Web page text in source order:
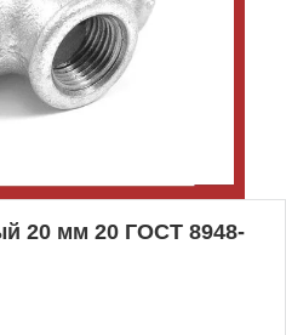
20 мм 20 ГОСТ 8948-